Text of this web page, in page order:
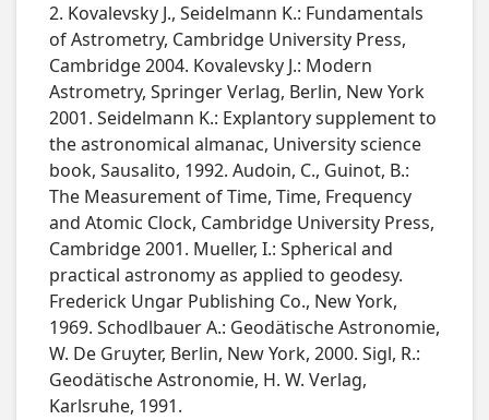
2. Kovalevsky J., Seidelmann K.: Fundamentals
of Astrometry, Cambridge University Press,
Cambridge 2004. Kovalevsky J.: Modern
Astrometry, Springer Verlag, Berlin, New York
2001. Seidelmann K.: Explantory supplement to
the astronomical almanac, University science
book, Sausalito, 1992. Audoin, C., Guinot, B.:
The Measurement of Time, Time, Frequency
and Atomic Clock, Cambridge University Press,
Cambridge 2001. Mueller, I.: Spherical and
practical astronomy as applied to geodesy.
Frederick Ungar Publishing Co., New York,
1969. Schodlbauer A.: Geodätische Astronomie,
W. De Gruyter, Berlin, New York, 2000. Sigl, R.:
Geodätische Astronomie, H. W. Verlag,
Karlsruhe, 1991.